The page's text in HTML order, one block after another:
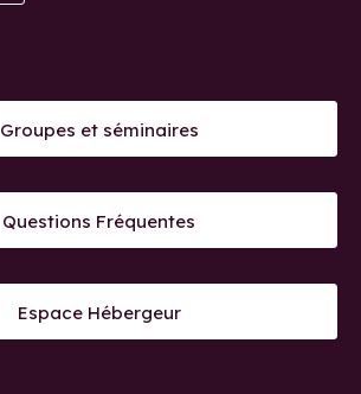
Groupes et séminaires
Questions Fréquentes
Espace Hébergeur